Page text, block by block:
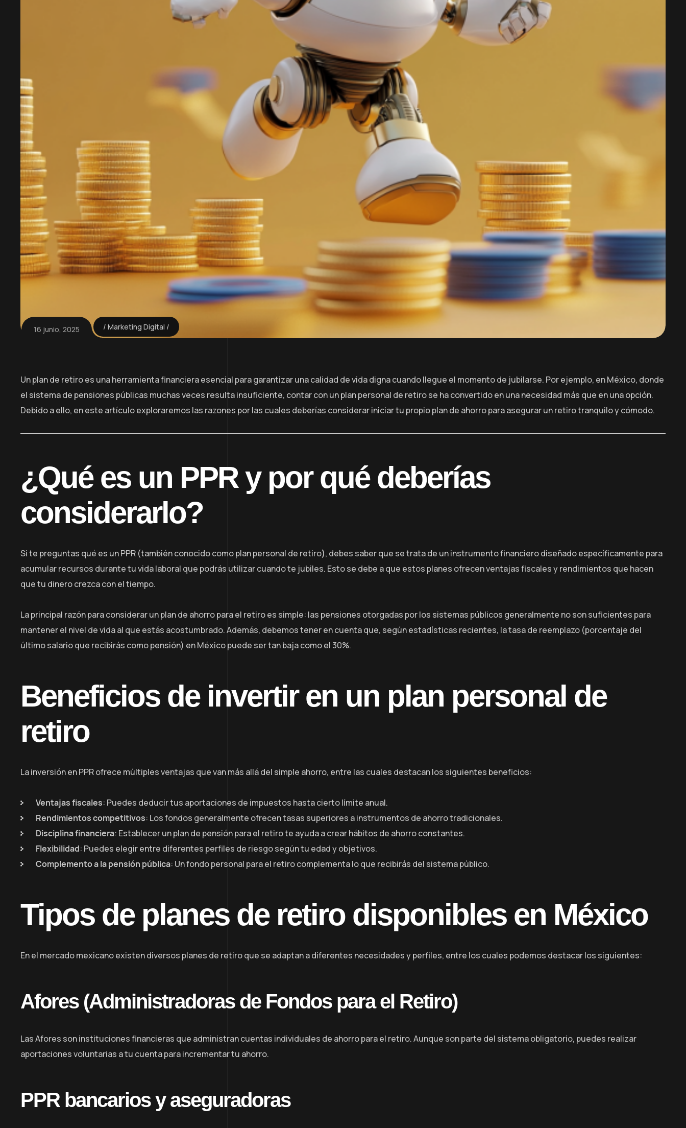
16 junio, 2025 Marketing Digital
Un plan de retiro es una herramienta financiera esencial para garantizar una calidad de vida digna cuando llegue el momento de jubilarse. Por ejemplo, en México, donde
el sistema de pensiones públicas muchas veces resulta insuficiente, contar con un plan personal de retiro se ha convertido en una necesidad más que en una opción.
Debido a ello, en este artículo exploraremos las razones por las cuales deberías considerar iniciar tu propio plan de ahorro para asegurar un retiro tranquilo y cómodo.
¿Qué es un PPR y por qué deberías
considerarlo?
Si te preguntas qué es un PPR (también conocido como plan personal de retiro), debes saber que se trata de un instrumento financiero diseñado específicamente para
acumular recursos durante tu vida laboral que podrás utilizar cuando te jubiles. Esto se debe a que estos planes ofrecen ventajas fiscales y rendimientos que hacen
que tu dinero crezca con el tiempo.
La principal razón para considerar un plan de ahorro para el retiro es simple: las pensiones otorgadas por los sistemas públicos generalmente no son suficientes para
mantener el nivel de vida al que estás acostumbrado. Además, debemos tener en cuenta que, según estadísticas recientes, la tasa de reemplazo (porcentaje del
último salario que recibirás como pensión) en México puede ser tan baja como el 30%.
Beneficios de invertir en un plan personal de
retiro
La inversión en PPR ofrece múltiples ventajas que van más allá del simple ahorro, entre las cuales destacan los siguientes beneficios:
Ventajas fiscales: Puedes deducir tus aportaciones de impuestos hasta cierto límite anual.
Rendimientos competitivos: Los fondos generalmente ofrecen tasas superiores a instrumentos de ahorro tradicionales.
Disciplina financiera: Establecer un plan de pensión para el retiro te ayuda a crear hábitos de ahorro constantes.
Flexibilidad: Puedes elegir entre diferentes perfiles de riesgo según tu edad y objetivos.
Complemento a la pensión pública: Un fondo personal para el retiro complementa lo que recibirás del sistema público.
Tipos de planes de retiro disponibles en México
En el mercado mexicano existen diversos planes de retiro que se adaptan a diferentes necesidades y perfiles, entre los cuales podemos destacar los siguientes:
Afores (Administradoras de Fondos para el Retiro)
Las Afores son instituciones financieras que administran cuentas individuales de ahorro para el retiro. Aunque son parte del sistema obligatorio, puedes realizar
aportaciones voluntarias a tu cuenta para incrementar tu ahorro.
PPR bancarios y aseguradoras